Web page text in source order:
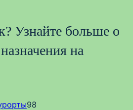
Узнайте больше о
на
98